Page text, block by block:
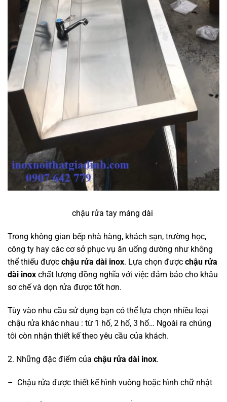
chậu rửa tay máng dài
Trong không gian bếp nhà hàng, khách sạn, trường học,
công ty hay các cơ sở phục vụ ăn uống dường như không
thể thiếu được chậu rửa dài inox. Lựa chọn được chậu rửa
dài inox chất lượng đồng nghĩa với việc đảm bảo cho khâu
sơ chế và dọn rửa được tốt hơn.
Tùy vào nhu cầu sử dụng bạn có thể lựa chọn nhiều loại
chậu rửa khác nhau : từ 1 hố, 2 hố, 3 hố… Ngoài ra chúng
tôi còn nhận thiết kế theo yêu cầu của khách.
2. Những đặc điểm của chậu rửa dài inox.
– Chậu rửa được thiết kế hình vuông hoặc hình chữ nhật